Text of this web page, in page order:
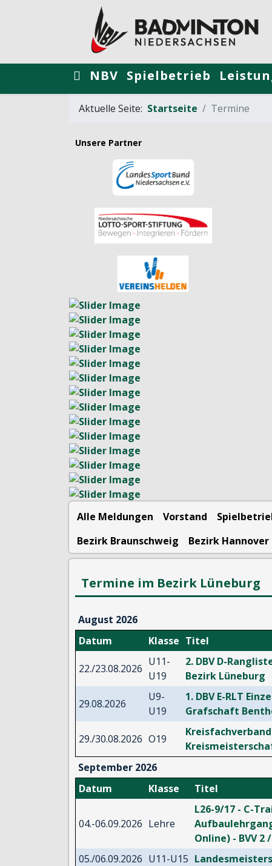
NBV Spielbetrieb
Aktuelle Seite: Startseite Termine
Unsere Partner
Alle Meldungen Vorstand
Bezirk Braunschweig
Bezirk Hannover
Termine im Bezirk Lüneburg
August 2026
Datum
Klasse Titel
22./23.08.2026
U11-
U19
2. DBV D-
Bezirk Lüneburg
29.08.2026
U9-
U19
1. DBV E-RLT
Grafschaft
29./30.08.2026 O19
September 2026
Datum
Klasse Titel
04.-06.09.2026 Lehre
L26-9/17 - C-
Online) - BVV 2 /
05./06.09.2026 U11-U15